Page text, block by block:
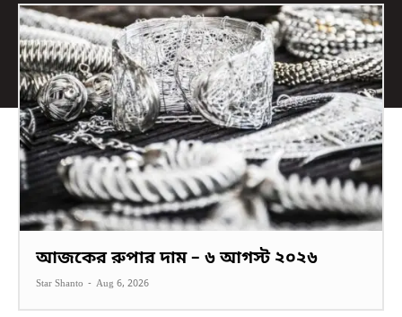
আজকের রুপার দাম – ৬ আগস্ট ২০২৬
Star Shanto - Aug 6, 2026